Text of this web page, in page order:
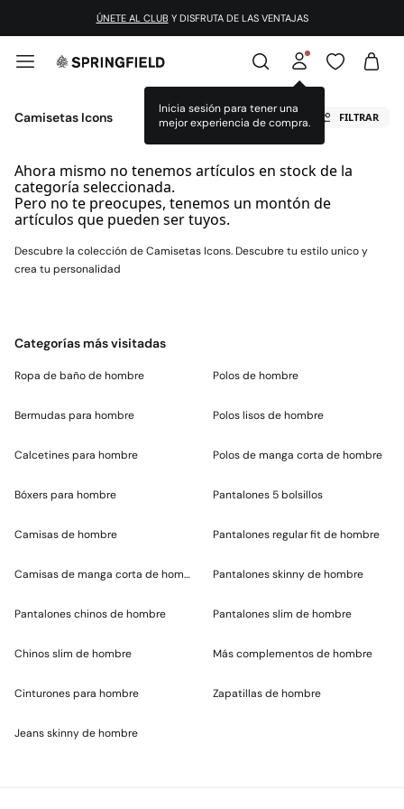
ÚNETE AL CLUB Y DISFRUTA DE LAS VENTAJAS
Inicia sesión para tener una
mejor experiencia de compra.
Camisetas Icons FILTRAR
Ahora mismo no tenemos artículos en stock de la
categoría seleccionada.
Pero no te preocupes, tenemos un montón de
artículos que pueden ser tuyos.
Descubre la colección de Camisetas Icons. Descubre tu estilo unico y
crea tu personalidad
Categorías más visitadas
Ropa de baño de hombre
Bermudas para hombre
Calcetines para hombre
Bóxers para hombre
Camisas de hombre
Camisas de manga corta de hombre
Pantalones chinos de hombre
Chinos slim de hombre
Cinturones para hombre
Jeans skinny de hombre
Polos de hombre
Polos lisos de hombre
Polos de manga corta de hombre
Pantalones 5 bolsillos
Pantalones regular fit de hombre
Pantalones skinny de hombre
Pantalones slim de hombre
Más complementos de hombre
Zapatillas de hombre